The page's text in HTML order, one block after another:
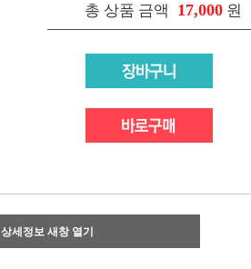
총 상품 금액 17,000 원
상세정보 새창 열기